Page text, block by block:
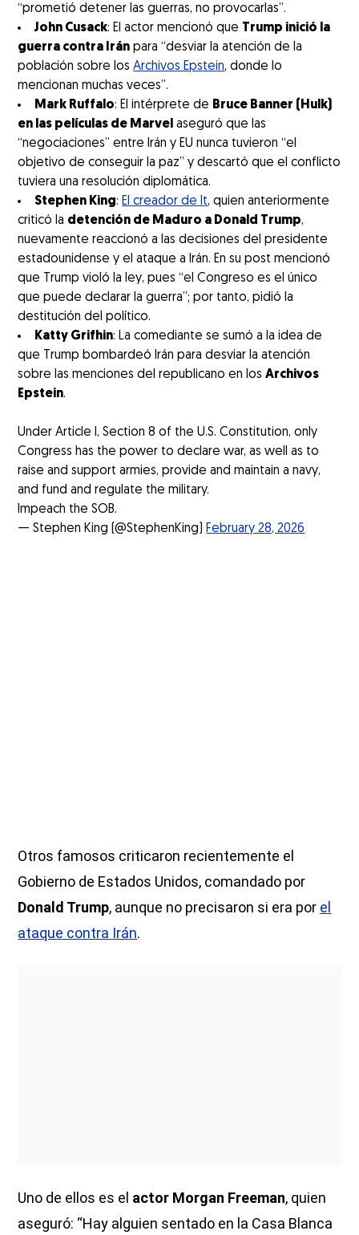
“prometió detener las guerras, no provocarlas”.
John Cusack: El actor mencionó que Trump inició la
guerra contra Irán para “desviar la atención de la
población sobre losArchivos Epstein, donde lo
mencionan muchas veces”.
Mark Ruffalo: El intérprete de Bruce Banner (Hulk)
en las películas de Marvel aseguró que las
“negociaciones” entre Irán y EU nunca tuvieron “el
objetivo de conseguir la paz” y descartó que el conflicto
tuviera una resolución diplomática.
Stephen King:El creador de It, quien anteriormente
criticó la detención de Maduro a Donald Trump,
nuevamente reaccionó a las decisiones del presidente
estadounidense y el ataque a Irán. En su post mencionó
que Trump violó la ley, pues “el Congreso es el único
que puede declarar la guerra”; por tanto, pidió la
destitución del político.
Katty Grifhin: La comediante se sumó a la idea de
que Trump bombardeó Irán para desviar la atención
sobre las menciones del republicano en losArchivos
Epstein.
Under Article I, Section 8 of the U.S. Constitution, only
Congress has the power to declare war, as well as to
raise and support armies, provide and maintain a navy,
and fund and regulate the military.
Impeach the SOB.
— Stephen King (@StephenKing)February 28, 2026
Otros famosos criticaron recientemente el
Gobierno de Estados Unidos, comandado por
Donald Trump, aunque no precisaron si era por el
ataque contra Irán.
Uno de ellos es el actor Morgan Freeman, quien
aseguró: “Hay alguien sentado en la Casa Blanca